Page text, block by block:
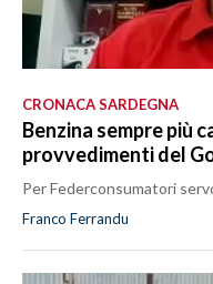
CRONACA SARDEGNA
Benzina sempre più
provvedimenti del
Per Federconsumatori
Franco Ferrandu